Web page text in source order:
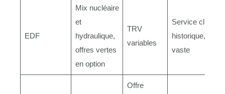
EDF
Mix nucléaire
et
hydraulique,
offres vertes
en option
TRV
variables
Service client
historique, choix
vaste
Offre